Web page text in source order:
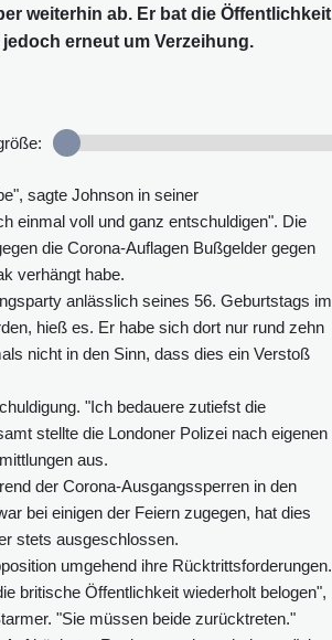
weiterhin ab. Er bat die Öffentlichkeit
erneut um Verzeihung.
sagte Johnson in seiner
einmal voll und ganz entschuldigen". Die
die Corona-Auflagen Bußgelder gegen
verhängt habe.
anlässlich seines 56. Geburtstags im
hieß es. Er habe sich dort nur rund zehn
nicht in den Sinn, dass dies ein Verstoß
"Ich bedauere zutiefst die
stellte die Londoner Polizei nach eigenen
aus.
der Corona-Ausgangssperren in den
bei einigen der Feiern zugegen, hat dies
stets ausgeschlossen.
umgehend ihre Rücktrittsforderungen.
britische Öffentlichkeit wiederholt belogen",
"Sie müssen beide zurücktreten."